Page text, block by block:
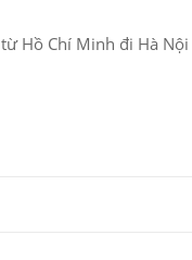
Hồ Chí Minh đi Hà Nội